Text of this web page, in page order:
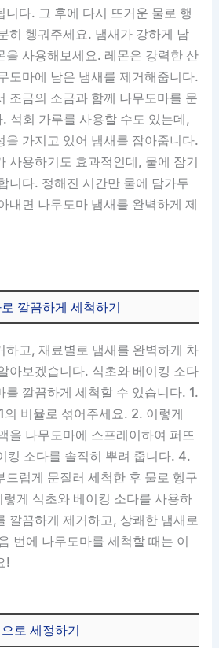
니다. 그 후에 다시 뜨거운 물로 행
히 헹궈주세요. 냄새가 강하게 남
을 사용해보세요. 레몬은 강력한 산
도마에 남은 냄새를 제거해줍니다.
조금의 소금과 함께 나무도마를 문
석회 가루를 사용할 수도 있는데,
을 가지고 있어 냄새를 잡아줍니다.
사용하기도 효과적인데, 물에 잠기
니다. 정해진 시간만 물에 담가두
내면 나무도마 냄새를 완벽하게 제
깔끔하게 세척하기
하고, 재료별로 냄새를 완벽하게 차
아보겠습니다. 식초와 베이킹 소다
를 깔끔하게 세척할 수 있습니다. 1.
의 비율로 섞어주세요. 2. 이렇게
을 나무도마에 스프레이하여 퍼뜨
킹 소다를 솔직히 뿌려 줍니다. 4.
드럽게 문질러 세척한 후 물로 헹구
게 식초와 베이킹 소다를 사용하
깔끔하게 제거하고, 상쾌한 냄새로
번에 나무도마를 세척할 때는 이
!
로 세정하기